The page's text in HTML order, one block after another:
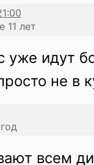
11 лет
уже идут
не в
всем